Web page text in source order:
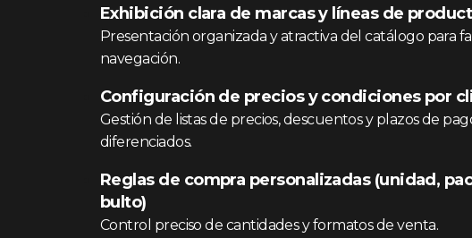
Exhibición clara de marcas y líneas de
Presentación organizada y atractiva del catálogo para
navegación.
Configuración de precios y condiciones por
Gestión de listas de precios, descuentos y plazos de
diferenciados.
Reglas de compra personalizadas (unidad,
bulto)
Control preciso de cantidades y formatos de venta.